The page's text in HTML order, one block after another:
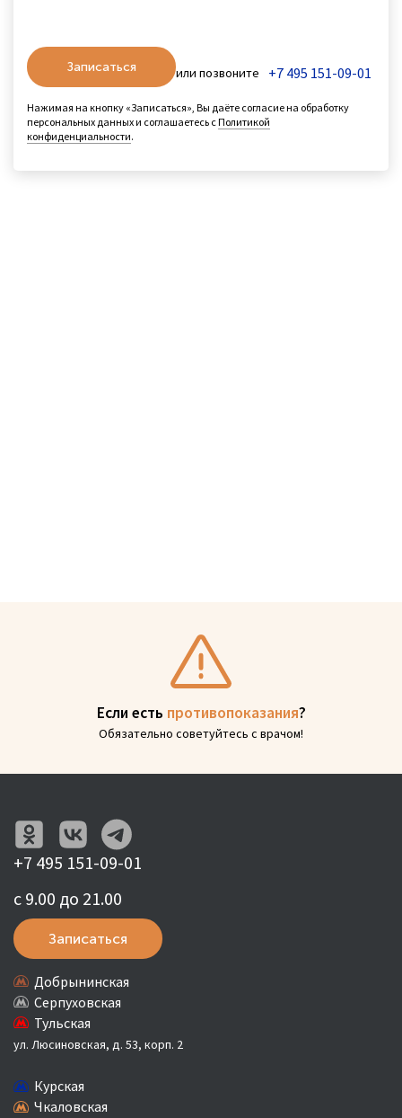
Записаться или позвоните +7 495 151-09-01
Нажимая на кнопку «Записаться», Вы даёте согласие на обработку
персональных данных и соглашаетесь сПолитикой
конфиденциальности.
Если есть противопоказания?
Обязательно советуйтесь с врачом!
+7 495 151-09-01
с 9.00 до 21.00
Записаться
Добрынинская
Серпуховская
Тульская
ул. Люсиновская, д. 53, корп. 2
Курская
Чкаловская